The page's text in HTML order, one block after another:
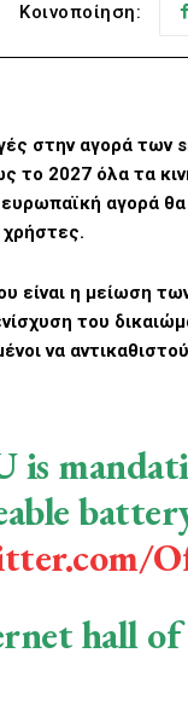
Κοινοποίηση:
στην αγορά των
το 2027 όλα τα
ευρωπαϊκή αγορά
είναι η μείωση
του
να
is
hall of